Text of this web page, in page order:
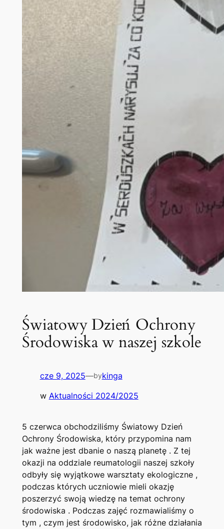
Światowy Dzień Ochrony
Środowiska w naszej szkole
cze 9, 2025—bykinga
w Aktualności 2024/2025
5 czerwca obchodziliśmy Światowy Dzień
Ochrony Środowiska, który przypomina nam
jak ważne jest dbanie o naszą planetę . Z tej
okazji na oddziale reumatologii naszej szkoły
odbyły się wyjątkowe warsztaty ekologiczne ,
podczas których uczniowie mieli okazję
poszerzyć swoją wiedzę na temat ochrony
środowiska . Podczas zajęć rozmawialiśmy o
tym , czym jest środowisko, jak różne działania